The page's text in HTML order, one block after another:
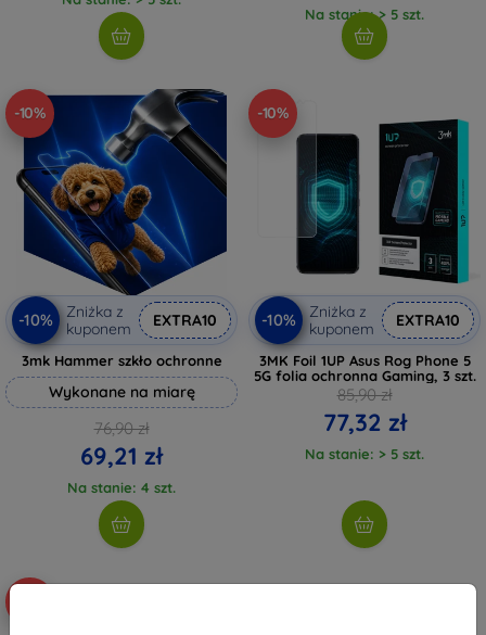
Na stanie: > 5 szt.
-10%
-10%
Zniżka z
kuponem
EXTRA10
3mk Hammer szkło ochronne
Wykonane na miarę
76,90 zł
69,21 zł
Na stanie: 4 szt.
-10%
-10%
Zniżka z
kuponem
EXTRA10
3MK Foil 1UP Asus Rog Phone 5
5G folia ochronna Gaming, 3 szt.
85,90 zł
77,32 zł
Na stanie: > 5 szt.